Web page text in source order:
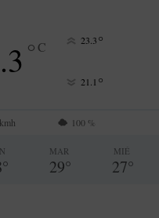
°C 23.3°
21.1 °
100 %
°
MAR
29°
MIÉ
27°